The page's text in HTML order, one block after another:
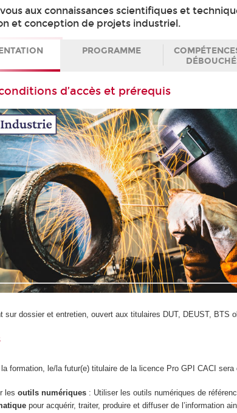
aux connaissances scientifiques et
et conception de projets industriel.
PROGRAMME
d’accès et prérequis
sur dossier et entretien, ouvert aux titulaires DUT, DEUST, BTS
la formation, le/la futur(e) titulaire de la licence Pro GPI CACI sera
les outils numériques: Utiliser les outils numériques de
pour acquérir, traiter, produire et diffuser de l’information